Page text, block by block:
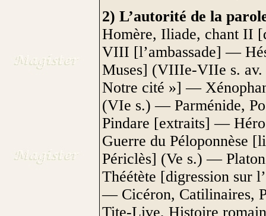
2) L’autorité de la
Homère, Iliade, chant II
VIII [l’ambassade] —
Muses] (VIIIe-VIIe s.
Notre cité »] —
(VIe s.) — Parménide,
Pindare [extraits] —
Guerre du Péloponnèse
Périclès] (Ve s.) —
Théétète [digression sur
— Cicéron, Catilinaires,
Tite-Live, Histoire